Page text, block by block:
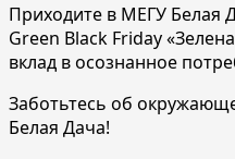
Приходите в МЕГУ Белая
Green Black Friday
вклад в осознанное
Заботьтесь об
Белая Дача!